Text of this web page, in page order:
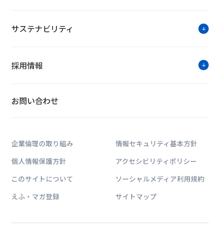
サステナビリティ
採用情報
お問い合わせ
企業倫理の取り組み
情報セキュリティ基本方針
個人情報保護方針
アクセシビリティポリシー
このサイトについて
ソーシャルメディア利用規約
えふ・マガ登録
サイトマップ